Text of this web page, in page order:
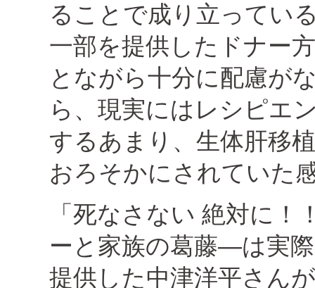
ることで成り立ってい
一部を提供したドナー
とながら十分に配慮が
ら、現実にはレシピエ
するあまり、生体肝移
おろそかにされていた
「死なさない 絶対に
ーと家族の葛藤―は実
提供した中津洋平さん